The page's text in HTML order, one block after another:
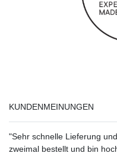
KUNDENMEINUNGEN
"Sehr schnelle Lieferung
zweimal bestellt und bin